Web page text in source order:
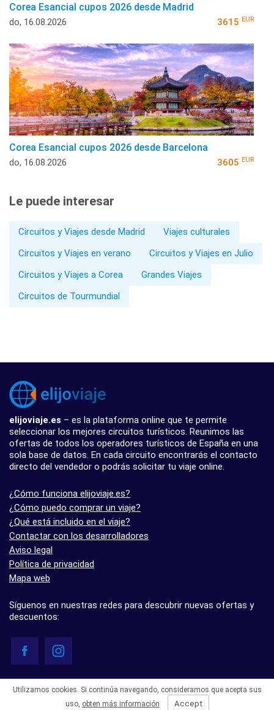
Corea Esancial cupos 2026 desde Madrid
do, 16.08.2026 3615 EUR
Corea Esancial cupos 2026 desde Barcelona
do, 16.08.2026 3605 EUR
Le puede interesar
Circuitos y Viajes desde Madrid
Viajes culturales
Circuitos y Viajes en verano
Circuitos y Viajes en Julio
Circuitos y Viajes a Corea
Grandes Viajes
Circuitos de Tourmundial
elijoviaje.es – es la plataforma online que te permite
seleccionar los mejores circuitos turísticos. Reunimos las
ofertas de todos los operadores turísticos de España en una
sola base de datos. En cada circuito encontrarás el contacto
directo del vendedor o podrás solicitar tu viaje online.
¿Cómo funciona elijoviaje.es?
¿Cómo puedo comprar un viaje?
¿Qué está incluido en el viaje?
Contactar con los desarrolladores
Aviso legal
Política de privacidad
Mapa web
Síguenos en nuestras redes para descubrir nuevas ofertas y
descuentos:
- 5.0 basado en 7 opiniones
Utilizamos cookies. Si continúa navegando, consideramos que acepta sus
uso, obten más información Accept